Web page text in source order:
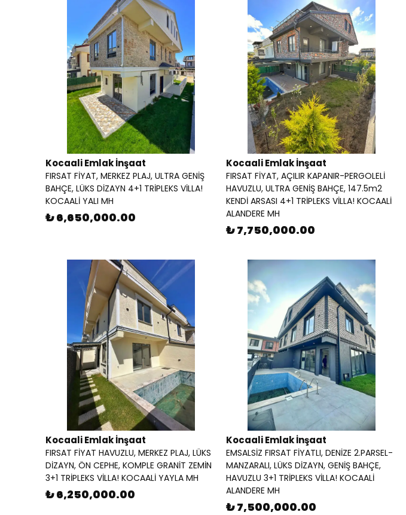
Kocaali Emlak İnşaat
FIRSAT FİYAT, MERKEZ PLAJ, ULTRA GENİŞ
BAHÇE, LÜKS DİZAYN 4+1 TRİPLEKS VİLLA!
KOCAALİ YALI MH
₺ 6,650,000.00
Kocaali Emlak İnşaat
FIRSAT FİYAT, AÇILIR KAPANIR-PERGOLELİ
HAVUZLU, ULTRA GENİŞ BAHÇE, 147.5m2
KENDİ ARSASI 4+1 TRİPLEKS VİLLA! KOCAALİ
ALANDERE MH
₺ 7,750,000.00
Kocaali Emlak İnşaat
FIRSAT FİYAT HAVUZLU, MERKEZ PLAJ, LÜKS
DİZAYN, ÖN CEPHE, KOMPLE GRANİT ZEMİN
3+1 TRİPLEKS VİLLA! KOCAALİ YAYLA MH
₺ 6,250,000.00
Kocaali Emlak İnşaat
EMSALSİZ FIRSAT FİYATLI, DENİZE 2.PARSEL-
MANZARALI, LÜKS DİZAYN, GENİŞ BAHÇE,
HAVUZLU 3+1 TRİPLEKS VİLLA! KOCAALİ
ALANDERE MH
₺ 7,500,000.00